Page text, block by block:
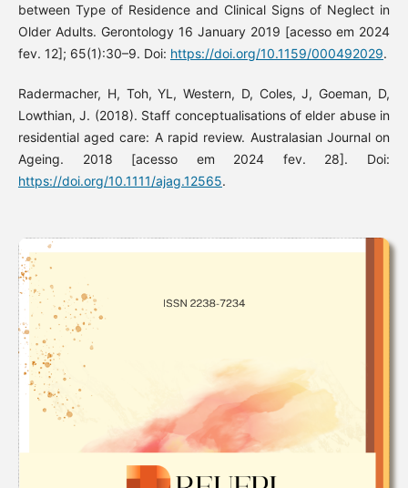
between Type of Residence and Clinical Signs of Neglect in
Older Adults. Gerontology 16 January 2019 [acesso em 2024
fev. 12]; 65(1):30–9. Doi: https://doi.org/10.1159/000492029.
Radermacher, H, Toh, YL, Western, D, Coles, J, Goeman, D,
Lowthian, J. (2018). Staff conceptualisations of elder abuse in
residential aged care: A rapid review. Australasian Journal on
Ageing. 2018 [acesso em 2024 fev. 28]. Doi:
https://doi.org/10.1111/ajag.12565.